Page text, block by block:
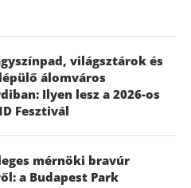
világsztárok és
álomváros
Ilyen lesz a 2026-os
Fesztivál
mérnöki bravúr
a Budapest Park